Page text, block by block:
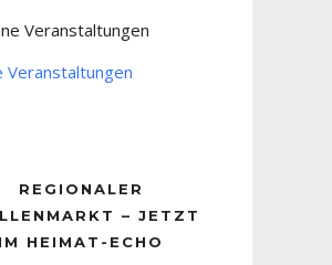
Veranstaltungen
Veranstaltungen
REGIONALER
– JETZT
IM HEIMAT-ECHO